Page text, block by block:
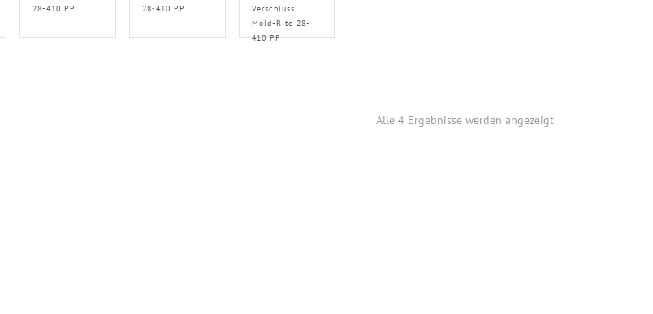
28-410 PP
28-410 PP
Verschluss
Mold-Rite 28-
410 PP
Alle 4 Ergebnisse werden angezeigt